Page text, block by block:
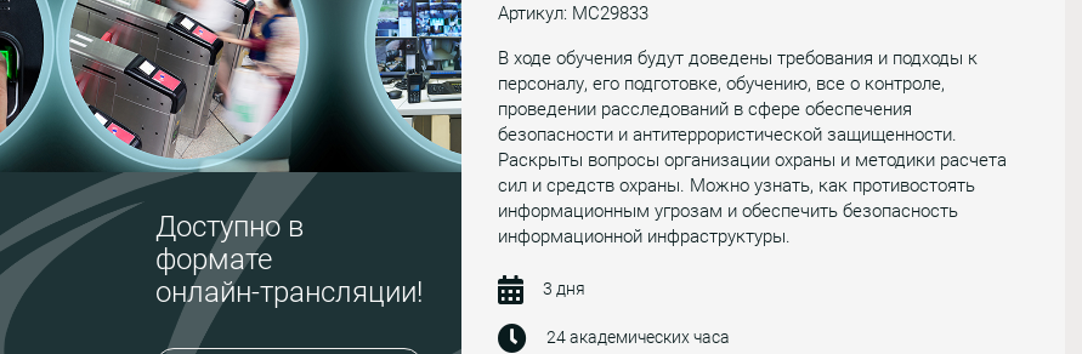
Доступно в
формате
онлайн-трансляции!
Артикул: МС29833
В ходе обучения будут доведены требования и подходы к
персоналу, его подготовке, обучению, все о контроле,
проведении расследований в сфере обеспечения
безопасности и антитеррористической защищенности.
Раскрыты вопросы организации охраны и методики расчета
сил и средств охраны. Можно узнать, как противостоять
информационным угрозам и обеспечить безопасность
информационной инфраструктуры.
3 дня
24 академических часа